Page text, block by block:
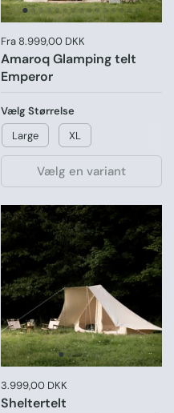
Pris:
Fra 8.999,00 DKK
Amaroq Glamping telt
Emperor
Vælg Størrelse
Large
XL
Vælg en variant
Pris:
3.999,00 DKK
Sheltertelt